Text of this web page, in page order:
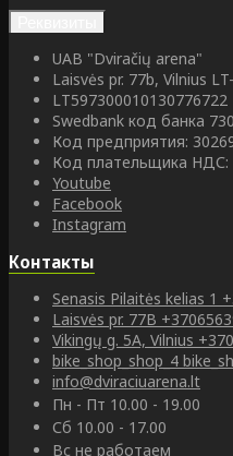
UAB "Dviračių arena"
Laisvės pr. 77b, Vilnius
LT597300010130776722
Swedbank код банка
Код предприятия:
Код плательщика НДС:
Youtube
Facebook
Instagram
Контакты
Senasis Pilaitės kelias 1
Laisvės pr. 77B
Vikingų g. 5A, Vilnius
bike_shop_shop_4
info@dviraciuarena.lt
Пн - Пт 10.00 - 19.00
Сб 10.00 - 17.00
Вс не работаем